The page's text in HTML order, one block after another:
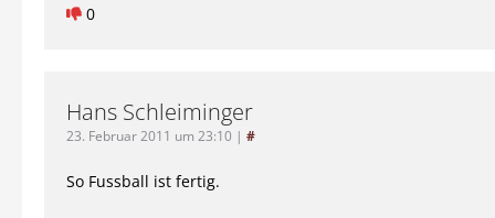
0
Hans Schleiminger
23. Februar 2011 um 23:10 | #
So Fussball ist fertig.